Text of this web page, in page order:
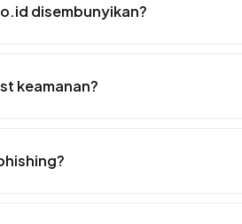
disembunyikan?
keamanan?